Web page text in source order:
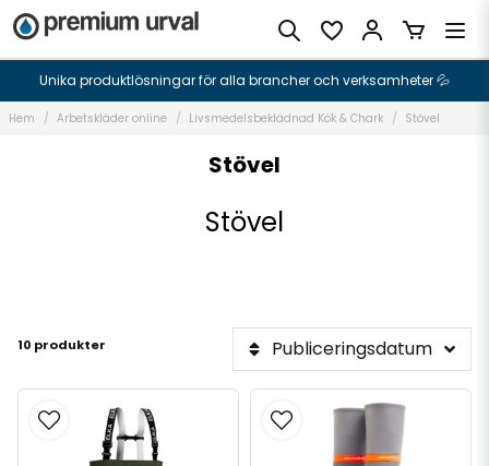
Unika produktlösningar för alla brancher och verksamheter 💦
Hem Arbetskläder online Livsmedelsbeklädnad Kök & Chark Stövel
Stövel
Stövel
10 produkter Publiceringsdatum